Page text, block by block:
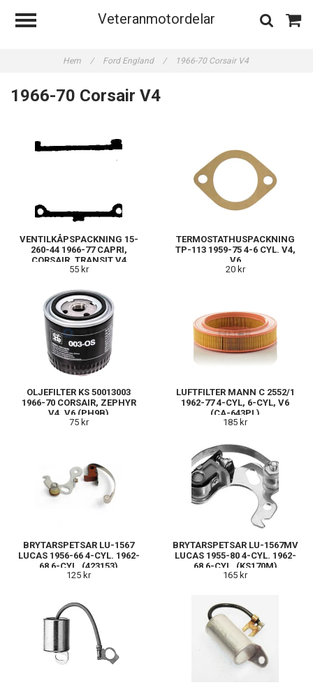
Veteranmotordelar
Hem / Ford England / 1966-70 Corsair V4
1966-70 Corsair V4
VENTILKÅPSPACKNING 15-
260-44 1966-77 CAPRI,
CORSAIR, TRANSIT V4
55 kr
TERMOSTATHUSPACKNING
TP-113 1959-75 4-6 CYL. V4,
V6
20 kr
OLJEFILTER KS 50013003
1966-70 CORSAIR, ZEPHYR
V4, V6 (PH9B)
75 kr
LUFTFILTER MANN C 2552/1
1962-77 4-CYL, 6-CYL, V6
(CA-643PL)
185 kr
BRYTARSPETSAR LU-1567
LUCAS 1956-66 4-CYL. 1962-
68 6-CYL. (423153)
125 kr
BRYTARSPETSAR LU-1567MV
LUCAS 1955-80 4-CYL. 1962-
68 6-CYL. (KS170M)
165 kr